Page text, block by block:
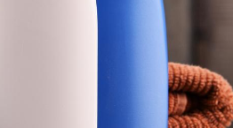
Mordue par un
barracuda, une petite fille
secourue grâce à un
réflexe essentiel
Légionellose en Suisse :
quelle est l’origine de la
contamination ?